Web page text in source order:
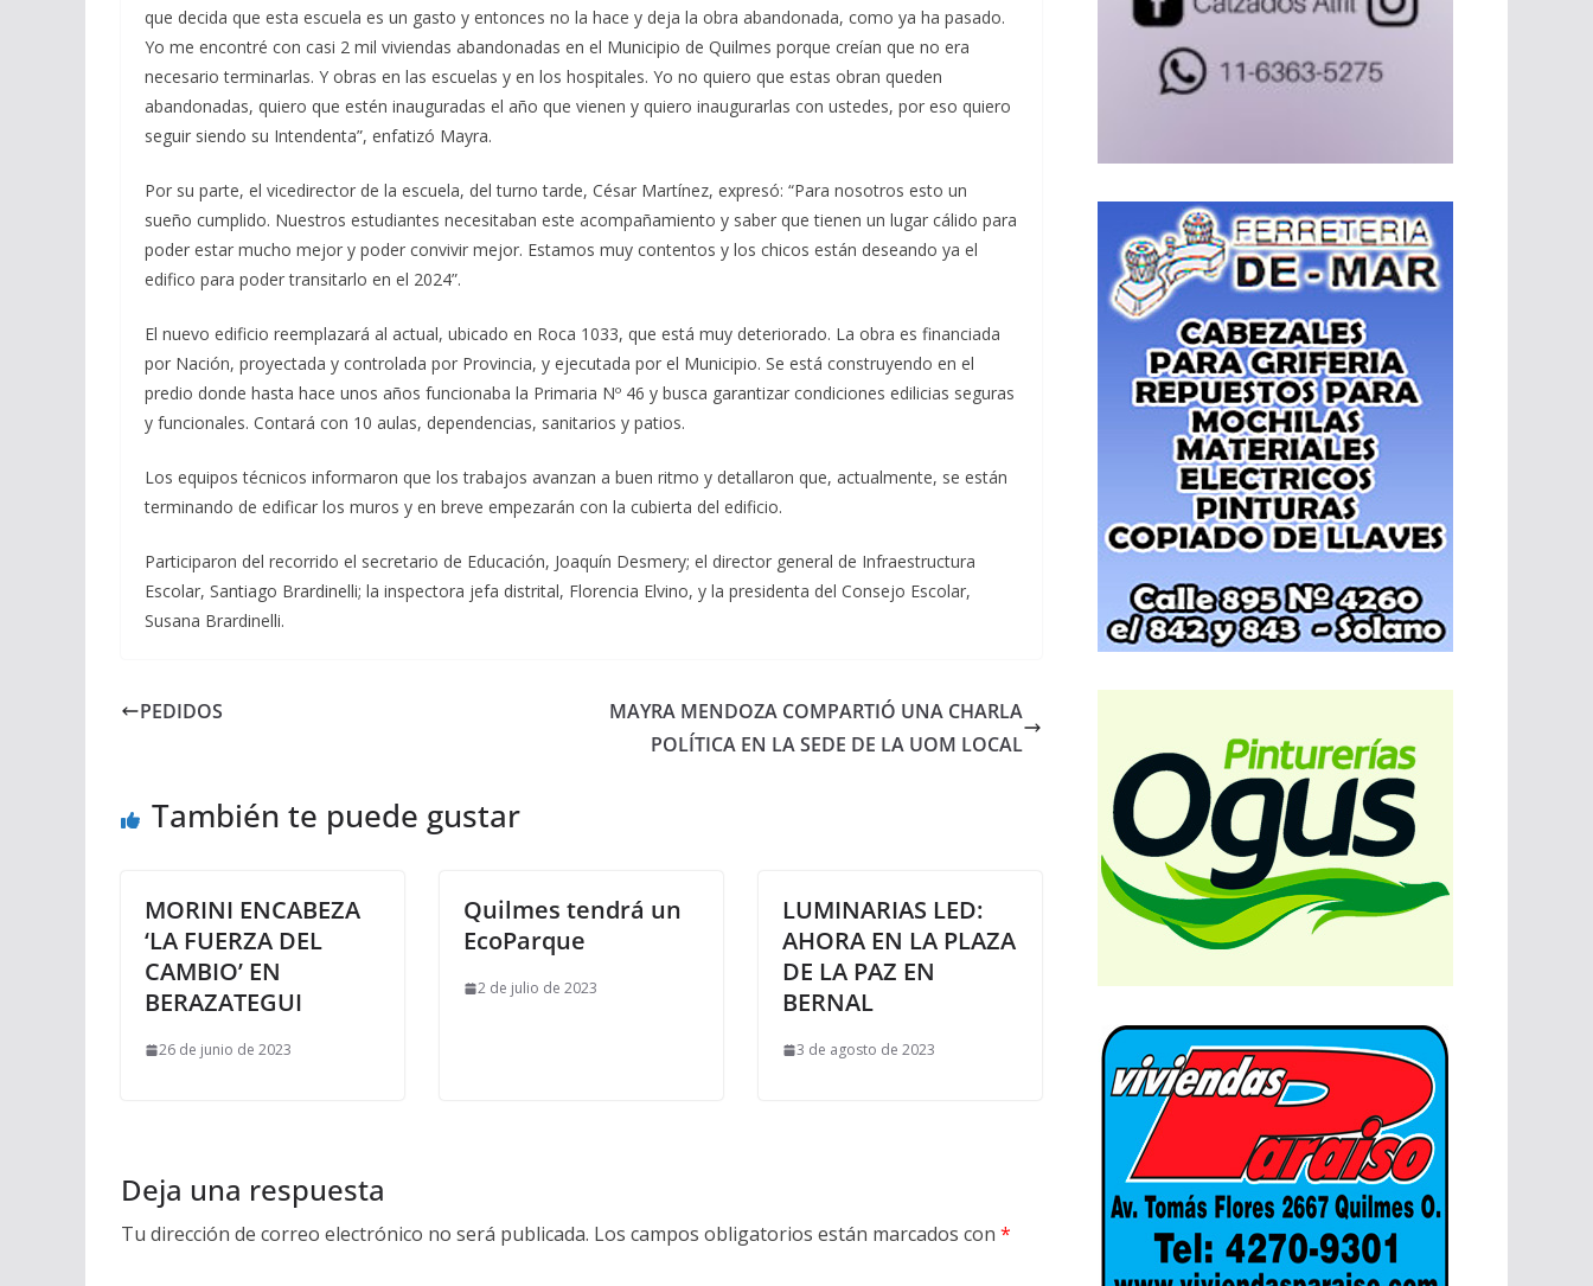
que decida que esta escuela es un gasto y entonces no la hace y deja la obra abandonada, como ya ha pasado.
Yo me encontré con casi 2 mil viviendas abandonadas en el Municipio de Quilmes porque creían que no era
necesario terminarlas. Y obras en las escuelas y en los hospitales. Yo no quiero que estas obran queden
abandonadas, quiero que estén inauguradas el año que vienen y quiero inaugurarlas con ustedes, por eso quiero
seguir siendo su Intendenta”, enfatizó Mayra.
Por su parte, el vicedirector de la escuela, del turno tarde, César Martínez, expresó: “Para nosotros esto un
sueño cumplido. Nuestros estudiantes necesitaban este acompañamiento y saber que tienen un lugar cálido para
poder estar mucho mejor y poder convivir mejor. Estamos muy contentos y los chicos están deseando ya el
edifico para poder transitarlo en el 2024”.
El nuevo edificio reemplazará al actual, ubicado en Roca 1033, que está muy deteriorado. La obra es financiada
por Nación, proyectada y controlada por Provincia, y ejecutada por el Municipio. Se está construyendo en el
predio donde hasta hace unos años funcionaba la Primaria Nº 46 y busca garantizar condiciones edilicias seguras
y funcionales. Contará con 10 aulas, dependencias, sanitarios y patios.
Los equipos técnicos informaron que los trabajos avanzan a buen ritmo y detallaron que, actualmente, se están
terminando de edificar los muros y en breve empezarán con la cubierta del edificio.
Participaron del recorrido el secretario de Educación, Joaquín Desmery; el director general de Infraestructura
Escolar, Santiago Brardinelli; la inspectora jefa distrital, Florencia Elvino, y la presidenta del Consejo Escolar,
Susana Brardinelli.
PEDIDOS
MAYRA MENDOZA COMPARTIÓ UNA CHARLA
POLÍTICA EN LA SEDE DE LA UOM LOCAL
También te puede gustar
MORINI ENCABEZA
‘LA FUERZA DEL
CAMBIO’ EN
BERAZATEGUI
26 de junio de 2023
Quilmes tendrá un
EcoParque
2 de julio de 2023
LUMINARIAS LED:
AHORA EN LA PLAZA
DE LA PAZ EN
BERNAL
3 de agosto de 2023
Deja una respuesta
Tu dirección de correo electrónico no será publicada. Los campos obligatorios están marcados con *